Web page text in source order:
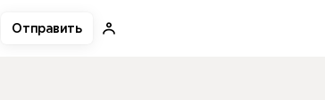
Отправить